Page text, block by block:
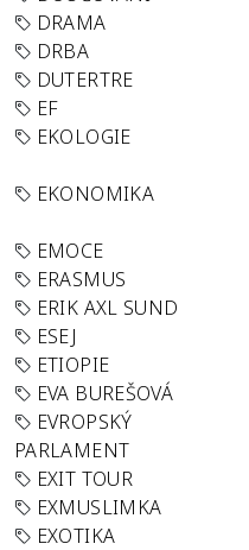
DRAMA
DRBA
DUTERTRE
EF
EKOLOGIE
EKONOMIKA
EMOCE
ERASMUS
ERIK AXL SUND
ESEJ
ETIOPIE
EVA BUREŠOVÁ
EVROPSKÝ
PARLAMENT
EXIT TOUR
EXMUSLIMKA
EXOTIKA